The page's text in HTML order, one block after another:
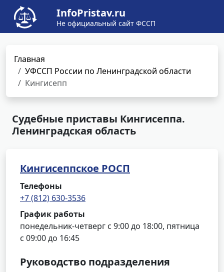
InfoPristav.ru
Не официальный сайт ФССП
Главная
УФССП России по Ленинградской области
Кингисепп
Судебные приставы Кингисеппа.
Ленинградская область
Кингисеппское РОСП
Телефоны
+7 (812) 630-3536
График работы
понедельник-четверг с 9:00 до 18:00, пятница
с 09:00 до 16:45
Руководство подразделения